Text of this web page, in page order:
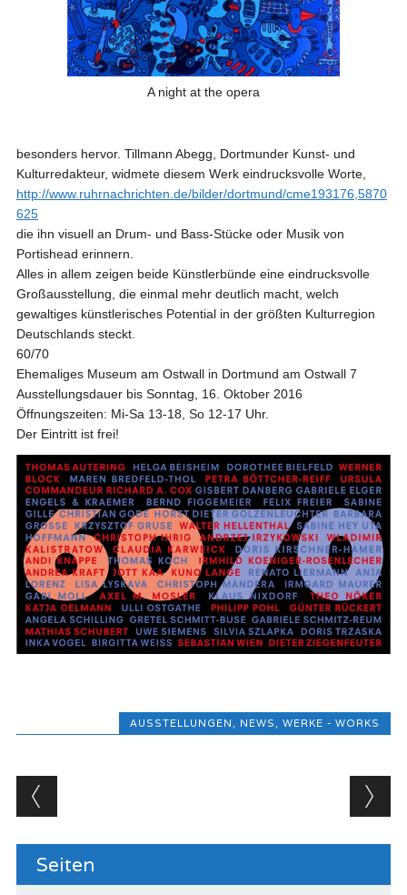
A night at the opera
besonders hervor. Tillmann Abegg, Dortmunder Kunst- und
Kulturredakteur, widmete diesem Werk eindrucksvolle Worte,
http://www.ruhrnachrichten.de/bilder/dortmund/cme193176,5870
625
die ihn visuell an Drum- und Bass-Stücke oder Musik von
Portishead erinnern.
Alles in allem zeigen beide Künstlerbünde eine eindrucksvolle
Großausstellung, die einmal mehr deutlich macht, welch
gewaltiges künstlerisches Potential in der größten Kulturregion
Deutschlands steckt.
60/70
Ehemaliges Museum am Ostwall in Dortmund am Ostwall 7
Ausstellungsdauer bis Sonntag, 16. Oktober 2016
Öffnungszeiten: Mi-Sa 13-18, So 12-17 Uhr.
Der Eintritt ist frei!
AUSSTELLUNGEN, NEWS,WERKE - WORKS
Beitragsnavigation
Seiten